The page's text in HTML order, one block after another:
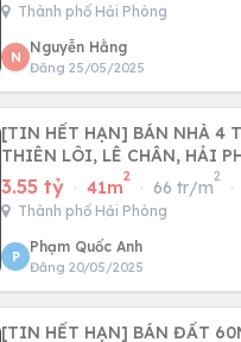
Thành phố Hải Phòng
N
Nguyễn Hằng
Đăng 25/05/2025
[TIN HẾT HẠN] BÁN NHÀ 4
THIÊN LÔI, LÊ CHÂN, HẢI
3.55 tỷ · 41m
2
· 66 tr/m
2
·
Thành phố Hải Phòng
P
Phạm Quốc Anh
Đăng 20/05/2025
[TIN HẾT HẠN] BÁN ĐẤT